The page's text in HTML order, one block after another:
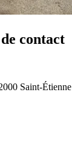
contact
Saint-Étienne